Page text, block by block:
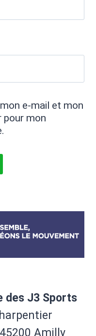
e-mail et mon
pour mon
des J3 Sports
Amilly